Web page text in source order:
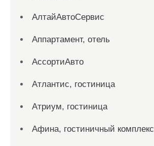
АлтайАвтоСервис
Аппартамент, отель
АссортиАвто
Атлантис, гостиница
Атриум, гостиница
Афина, гостиничный комплекс